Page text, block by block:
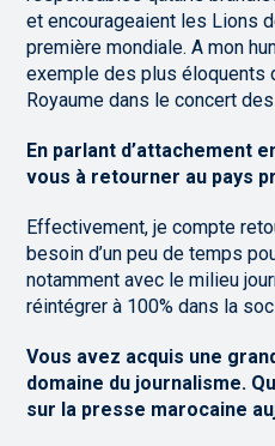
et encourageaient les Lions
première mondiale. A mon
exemple des plus éloquents
Royaume dans le concert
En parlant d’attachement
vous à retourner au pays
Effectivement, je compte
besoin d’un peu de temps
notamment avec le milieu
réintégrer à 100% dans la
Vous avez acquis une
domaine du journalisme.
sur la presse marocaine